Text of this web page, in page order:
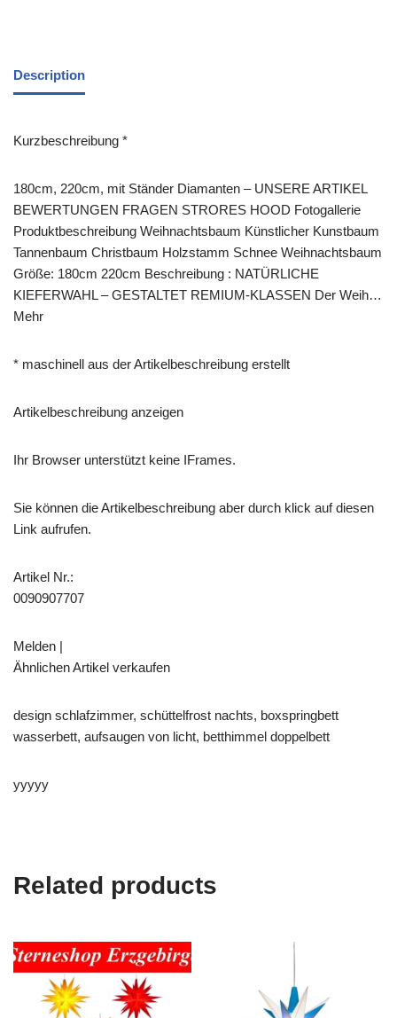
Description
Kurzbeschreibung *
180cm, 220cm, mit Ständer Diamanten – UNSERE ARTIKEL
BEWERTUNGEN FRAGEN STRORES HOOD Fotogallerie
Produktbeschreibung Weihnachtsbaum Künstlicher Kunstbaum
Tannenbaum Christbaum Holzstamm Schnee Weihnachtsbaum
Größe: 180cm 220cm Beschreibung : NATÜRLICHE
KIEFERWAHL – GESTALTET REMIUM-KLASSEN Der Weih…
Mehr
* maschinell aus der Artikelbeschreibung erstellt
Artikelbeschreibung anzeigen
Ihr Browser unterstützt keine IFrames.
Sie können die Artikelbeschreibung aber durch klick auf diesen
Link aufrufen.
Artikel Nr.:
0090907707
Melden |
Ähnlichen Artikel verkaufen
design schlafzimmer, schüttelfrost nachts, boxspringbett
wasserbett, aufsaugen von licht, betthimmel doppelbett
yyyyy
Related products